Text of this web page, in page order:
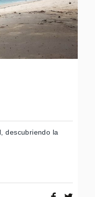
descubriendo la